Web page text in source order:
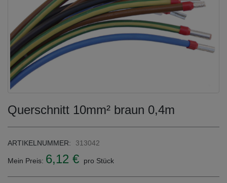
Querschnitt 10mm² braun 0,4m
ARTIKELNUMMER: 313042
Mein Preis: 6,12 € pro Stück